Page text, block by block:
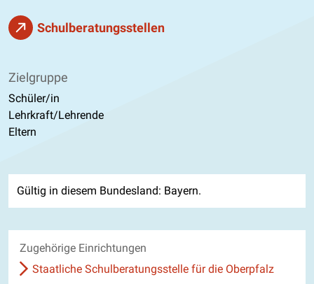
Schulberatungsstellen
Zielgruppe
Schüler/in
Lehrkraft/Lehrende
Eltern
Gültig in diesem Bundesland: Bayern.
Zugehörige Einrichtungen
Staatliche Schulberatungsstelle für die Oberpfalz